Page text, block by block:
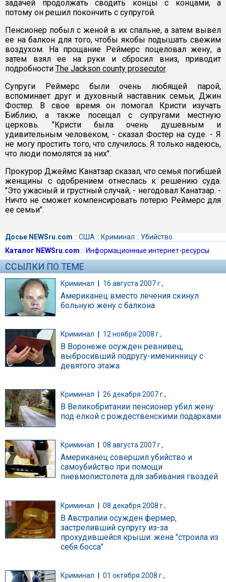
задачей продолжать сводить концы с концами, а
потому он решил покончить с супругой.
Пенсионер побыл с женой в их спальне, а затем вывел
ее на балкон для того, чтобы якобы подышать свежим
воздухом. На прощание Реймерс поцеловал жену, а
затем взял ее на руки и сбросил вниз, приводит
подробности The Jackson county prosecutor.
Супруги Реймерс были очень любящей парой,
вспоминает друг и духовный наставник семьи, Джин
Фостер. В свое время он помогал Кристи изучать
Библию, а также посещал с супругами местную
церковь. "Кристи была очень душевным и
удивительным человеком, - сказал Фостер на суде. - Я
не могу простить того, что случилось. Я только надеюсь,
что люди помолятся за них".
Прокурор Джеймс Канатзар сказал, что семья погибшей
женщины с одобрением отнеслась к решению суда.
"Это ужасный и грустный случай, - негодовал Канатзар. -
Ничто не сможет компенсировать потерю Реймерс для
ее семьи".
Досье NEWSru.com :: США :: Криминал :: Убийство
Каталог NEWSru.com :: Информационные интернет-ресурсы
ССЫЛКИ ПО ТЕМЕ
Криминал | 16 августа 2007 г.,
Американец вместо лечения скинул
больную жену с балкона
Криминал 12 ноября 2008 г.,
В Воронеже осужден ревнивец,
выбросивший подругу-именинницу с
девятого этажа
Криминал 26 декабря 2007 г.,
В Великобритании пенсионер убил жену
под елкой с рождественскими подарками
Криминал 08 августа 2007 г.,
Американец совершил убийство и
самоубийство при помощи
пневмопистолета для забивания гвоздей
Криминал | 08 декабря 2008 г.,
В Австралии осужден фермер,
застреливший супругу из-за
прохудившейся крыши: жена "строила из
себя босса"
Криминал 01 октября 2008 г.,